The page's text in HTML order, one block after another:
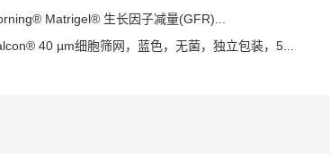
Matrigel® 生长因子减量(GFR)...
40 µm细胞筛网，蓝色，无菌，独立包装，5...